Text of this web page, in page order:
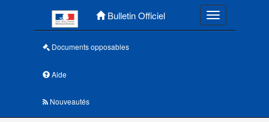
Bulletin Officiel Toggle
Documents opposables
Aide
Nouveautés